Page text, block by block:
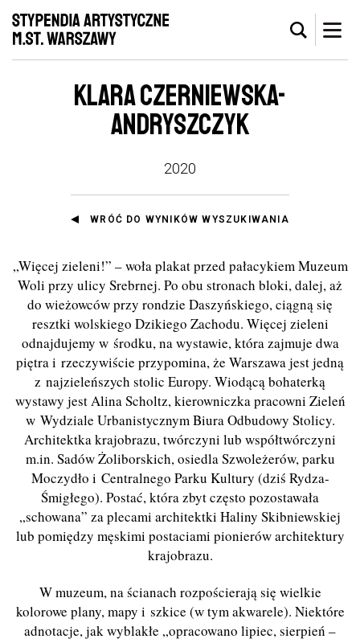
KLARA CZERNIEWSKA-
ANDRYSZCZYK
2020
WRÓĆ DO WYNIKÓW WYSZUKIWANIA
„Więcej zieleni!” – woła plakat przed pałacykiem Muzeum
Woli przy ulicy Srebrnej. Po obu stronach bloki, dalej, aż
do wieżowców przy rondzie Daszyńskiego, ciągną się
resztki wolskiego Dzikiego Zachodu. Więcej zieleni
odnajdujemy w środku, na wystawie, która zajmuje dwa
piętra i rzeczywiście przypomina, że Warszawa jest jedną
z najzieleńszych stolic Europy. Wiodącą bohaterką
wystawy jest Alina Scholtz, kierowniczka pracowni Zieleń
w Wydziale Urbanistycznym Biura Odbudowy Stolicy.
Architektka krajobrazu, twórczyni lub współtwórczyni
m.in. Sadów Żoliborskich, osiedla Szwoleżerów, parku
Moczydło i Centralnego Parku Kultury (dziś Rydza-
Śmigłego). Postać, która zbyt często pozostawała
„schowana” za plecami architektki Haliny Skibniewskiej
lub pomiędzy męskimi postaciami pionierów architektury
krajobrazu.
W muzeum, na ścianach rozpościerają się wielkie
kolorowe plany, mapy i szkice (w tym akwarele). Niektóre
adnotacje, jak wyblakłe „opracowano lipiec, sierpień –